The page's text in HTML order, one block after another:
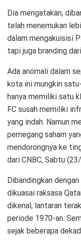
Dia mengatakan,
telah menemukan
dalam mengakuisisi
tapi juga branding
Ada anomali dalam
kota ini mungkin
hanya memiliki satu
FC susah memiliki
yang indah. Namun
pemegang saham
mendorongnya ke
dari CNBC, Sabtu
Dibandingkan
dikuasai raksasa
dikenal, lantaran
periode 1970-an.
sejak beberapa